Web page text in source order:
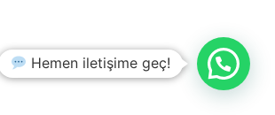
Hemen iletişime geç!